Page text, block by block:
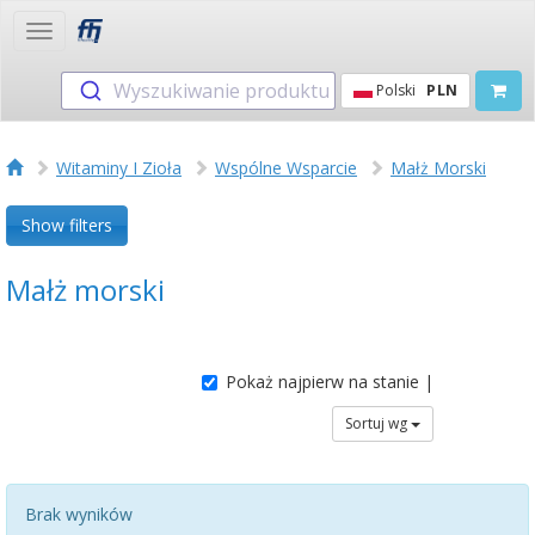
Toggle
Wyszukiwanie produktu Polski PLN
Witaminy I Zioła Wspólne Wsparcie Małż Morski
Show filters
Małż morski
Pokaż najpierw na stanie |
Sortuj wg
Brak wyników